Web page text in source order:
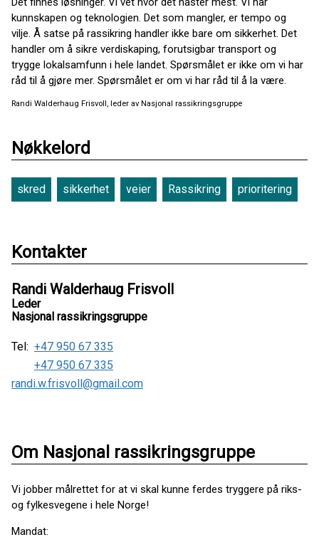
kunnskapen og teknologien. Det som mangler, er tempo og
vilje. Å satse på rassikring handler ikke bare om sikkerhet. Det
handler om å sikre verdiskaping, forutsigbar transport og
trygge lokalsamfunn i hele landet. Spørsmålet er ikke om vi har
råd til å gjøre mer. Spørsmålet er om vi har råd til å la være.
Randi Walderhaug Frisvoll, leder av Nasjonal rassikringsgruppe
Nøkkelord
skred sikkerhet veier Rassikring prioritering
Kontakter
Randi Walderhaug Frisvoll
Leder
Nasjonal rassikringsgruppe
Tel: +47 950 67 335
+47 950 67 335
randi.w.frisvoll@gmail.com
Om Nasjonal rassikringsgruppe
Vi jobber målrettet for at vi skal kunne ferdes tryggere på riks-
og fylkesvegene i hele Norge!
Mandat: